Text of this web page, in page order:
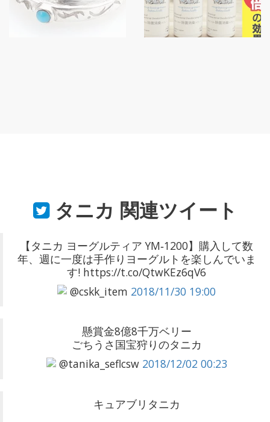
タニカ 関連ツイート
【タニカ ヨーグルティア YM‐1200】購入して数
年、週に一度は手作りヨーグルトを楽しんでいま
す! https://t.co/QtwKEz6qV6
@cskk_item 2018/11/30 19:00
懸賞金8億8千万ベリー
ごちうさ国宝狩りのタニカ
@tanika_seflcsw 2018/12/02 00:23
キュアブリタニカ